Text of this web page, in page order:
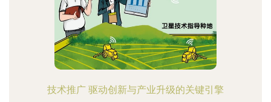
技术推广 驱动创新与产业升级的关键引擎